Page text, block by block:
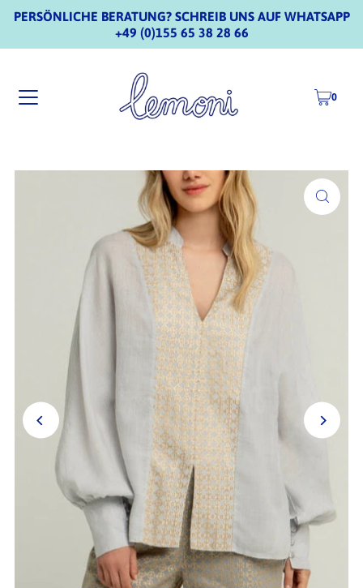
PERSÖNLICHE BERATUNG? SCHREIB UNS AUF WHATSAPP
+49 (0)155 65 38 28 66
0